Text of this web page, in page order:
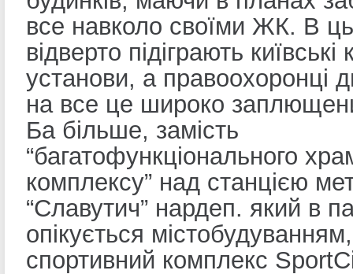
все навколо своїми ЖК. В
відверто підіграють
установи, а правоохоронці
на все це широко
Ба більше, замість
“багатофункціонального
комплексу” над станцією
“Славутич” нардеп. який в
опікується
спортивний комплекс